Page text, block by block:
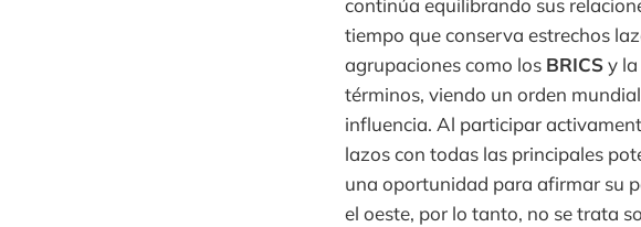
continúa equilibrando sus
tiempo que conserva estrechos
agrupaciones como los BRICSy la
términos, viendo un orden
influencia. Al participar
lazos con todas las principales
una oportunidad para afirmar su
el oeste, por lo tanto, no se trata